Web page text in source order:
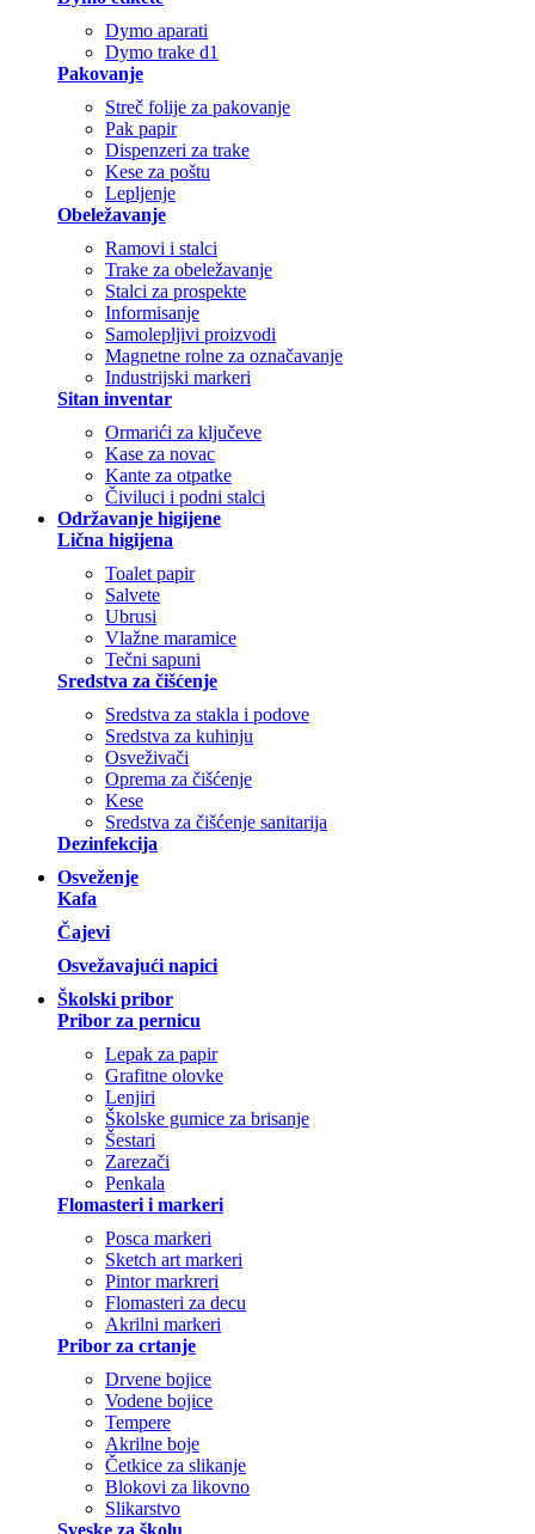
Dymo aparati
Dymo trake d1
Pakovanje
Streč folije za pakovanje
Pak papir
Dispenzeri za trake
Kese za poštu
Lepljenje
Obeležavanje
Ramovi i stalci
Trake za obeležavanje
Stalci za prospekte
Informisanje
Samolepljivi proizvodi
Magnetne rolne za označavanje
Industrijski markeri
Sitan inventar
Ormarići za ključeve
Kase za novac
Kante za otpatke
Čiviluci i podni stalci
Održavanje higijene
Lična higijena
Toalet papir
Salvete
Ubrusi
Vlažne maramice
Tečni sapuni
Sredstva za čišćenje
Sredstva za stakla i podove
Sredstva za kuhinju
Osveživači
Oprema za čišćenje
Kese
Sredstva za čišćenje sanitarija
Dezinfekcija
Osveženje
Kafa
Čajevi
Osvežavajući napici
Školski pribor
Pribor za pernicu
Lepak za papir
Grafitne olovke
Lenjiri
Školske gumice za brisanje
Šestari
Zarezači
Penkala
Flomasteri i markeri
Posca markeri
Sketch art markeri
Pintor markreri
Flomasteri za decu
Akrilni markeri
Pribor za crtanje
Drvene bojice
Vodene bojice
Tempere
Akrilne boje
Četkice za slikanje
Blokovi za likovno
Slikarstvo
Sveske za školu